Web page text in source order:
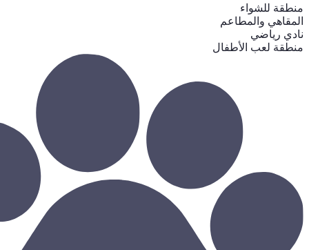
منطقة للشواء
المقاهي والمطاعم
نادي رياضي
منطقة لعب الأطفال